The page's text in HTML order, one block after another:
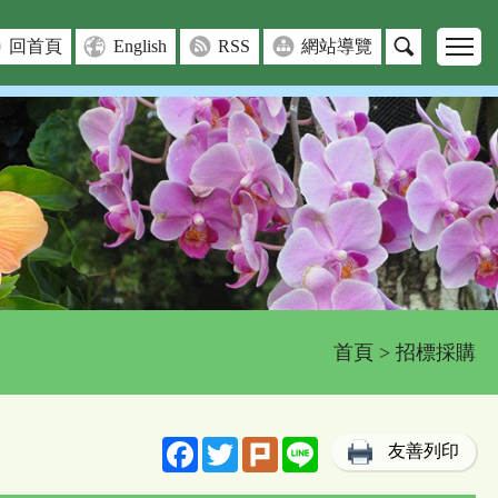
回首頁 English RSS 網站導覽
首頁 > 招標採購
FacebookTwitterPlurk Line 友善列印